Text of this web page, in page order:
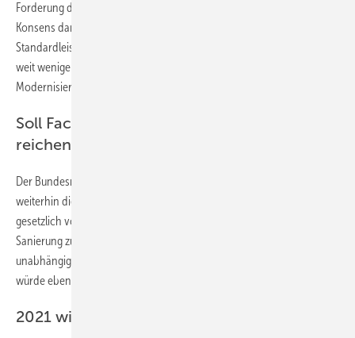
Forderung des Bundesrates realitätsfern, weil in der Baupolitik
Konsens darüber besteht, die Anforderungen gemäß EnEV 2016 als
Standardleistung beizubehalten. Außerdem wäre zu erwarten, dass
weit weniger Investoren bereit wären, den dringend erforderlichen
Modernisierungsbedarf im Bestand zu verringern.
Soll Fachunternehmererklärung nicht
reichen?
Der Bundesrat sieht auch Änderungsbedarf in dem Punkt, dass
weiterhin die Fachunternehmererklärung ausreichen soll, um die
gesetzlich vorgegebenen Anforderungen zur energetischen
Sanierung zu bestätigen. Dies soll stattdessen durch einen
unabhängigen Sachverständigen erfolgen – doch diese Leistung
würde ebenfalls einen erheblich höheren Kostenfaktor ausmachen.
2021 wird CO